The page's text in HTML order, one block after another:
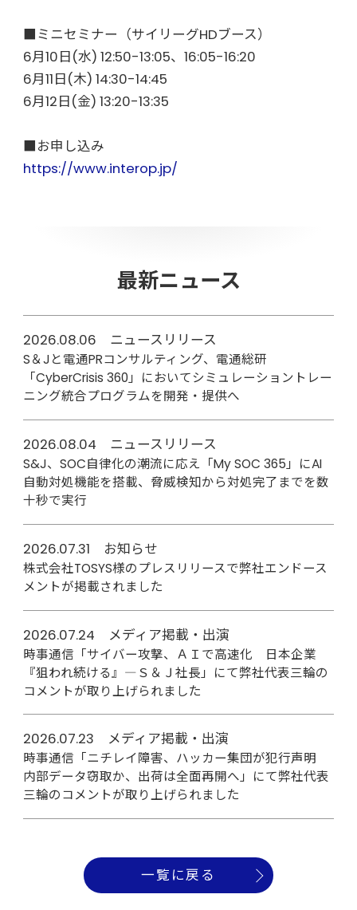
■ミニセミナー（サイリーグHDブース）
6月10日(水) 12:50-13:05、16:05-16:20
6月11日(木) 14:30-14:45
6月12日(金) 13:20-13:35
■お申し込み
https://www.interop.jp/
最新ニュース
2026.08.06 ニュースリリース
S＆Jと電通PRコンサルティング、電通総研
「CyberCrisis 360」においてシミュレーショントレー
ニング統合プログラムを開発・提供へ
2026.08.04 ニュースリリース
S&J、SOC自律化の潮流に応え「My SOC 365」にAI
自動対処機能を搭載、脅威検知から対処完了までを数
十秒で実行
2026.07.31 お知らせ
株式会社TOSYS様のプレスリリースで弊社エンドース
メントが掲載されました
2026.07.24 メディア掲載・出演
時事通信「サイバー攻撃、ＡＩで高速化 日本企業
『狙われ続ける』―Ｓ＆Ｊ社長」にて弊社代表三輪の
コメントが取り上げられました
2026.07.23 メディア掲載・出演
時事通信「ニチレイ障害、ハッカー集団が犯行声明
内部データ窃取か、出荷は全面再開へ」にて弊社代表
三輪のコメントが取り上げられました
一覧に戻る